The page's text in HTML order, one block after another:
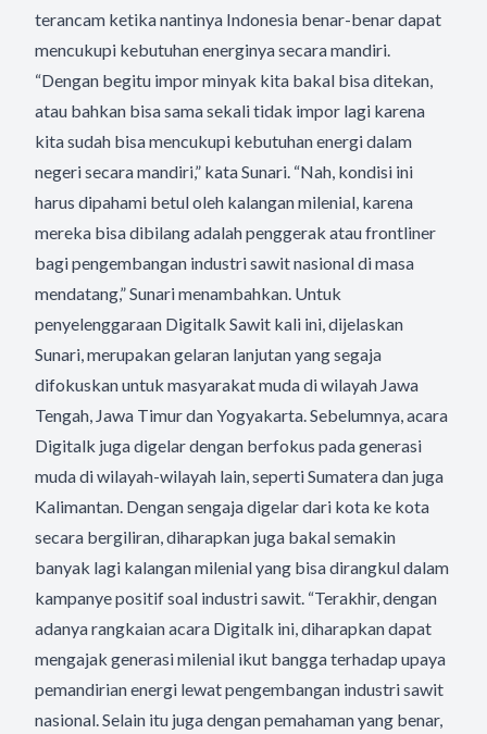
terancam ketika nantinya Indonesia benar-benar dapat
mencukupi kebutuhan energinya secara mandiri.
“Dengan begitu impor minyak kita bakal bisa ditekan,
atau bahkan bisa sama sekali tidak impor lagi karena
kita sudah bisa mencukupi kebutuhan energi dalam
negeri secara mandiri,” kata Sunari. “Nah, kondisi ini
harus dipahami betul oleh kalangan milenial, karena
mereka bisa dibilang adalah penggerak atau frontliner
bagi pengembangan industri sawit nasional di masa
mendatang,” Sunari menambahkan. Untuk
penyelenggaraan Digitalk Sawit kali ini, dijelaskan
Sunari, merupakan gelaran lanjutan yang segaja
difokuskan untuk masyarakat muda di wilayah Jawa
Tengah, Jawa Timur dan Yogyakarta. Sebelumnya, acara
Digitalk juga digelar dengan berfokus pada generasi
muda di wilayah-wilayah lain, seperti Sumatera dan juga
Kalimantan. Dengan sengaja digelar dari kota ke kota
secara bergiliran, diharapkan juga bakal semakin
banyak lagi kalangan milenial yang bisa dirangkul dalam
kampanye positif soal industri sawit. “Terakhir, dengan
adanya rangkaian acara Digitalk ini, diharapkan dapat
mengajak generasi milenial ikut bangga terhadap upaya
pemandirian energi lewat pengembangan industri sawit
nasional. Selain itu juga dengan pemahaman yang benar,